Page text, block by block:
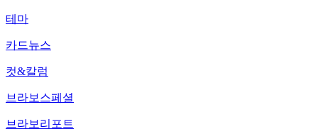
테마
카드뉴스
컷&칼럼
브라보스페셜
브라보리포트